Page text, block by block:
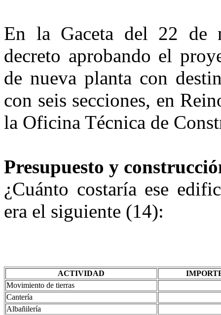
En la Gaceta del 22 de
decreto aprobando el
de nueva planta con
con seis secciones, en
la Oficina Técnica de
Presupuesto y
¿Cuánto costaría ese
era el siguiente (14):
ACTIVIDAD
Movimiento de tierras
Cantería
Albañilería